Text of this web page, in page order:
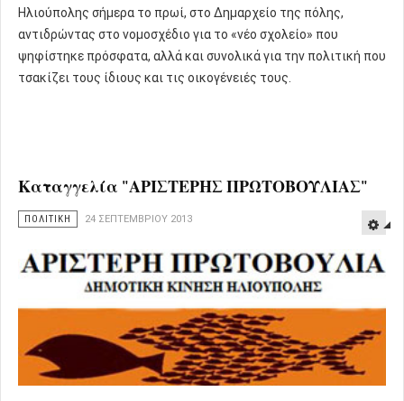
Ηλιούπολης σήμερα το πρωί, στο Δημαρχείο της πόλης,
αντιδρώντας στο νομοσχέδιο για το «νέο σχολείο» που
ψηφίστηκε πρόσφατα, αλλά και συνολικά για την πολιτική που
τσακίζει τους ίδιους και τις οικογένειές τους.
Καταγγελία "ΑΡΙΣΤΕΡΗΣ ΠΡΩΤΟΒΟΥΛΙΑΣ"
ΠΟΛΙΤΙΚΗ 24 ΣΕΠΤΕΜΒΡΊΟΥ 2013